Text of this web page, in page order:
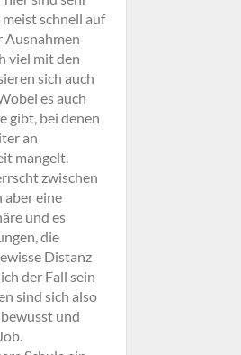
schnell auf
Ausnahmen
viel mit den
sich auch
es auch
gibt, bei denen
an
mangelt.
zwischen
aber eine
und es
die
Distanz
der Fall sein
sind sich also
und